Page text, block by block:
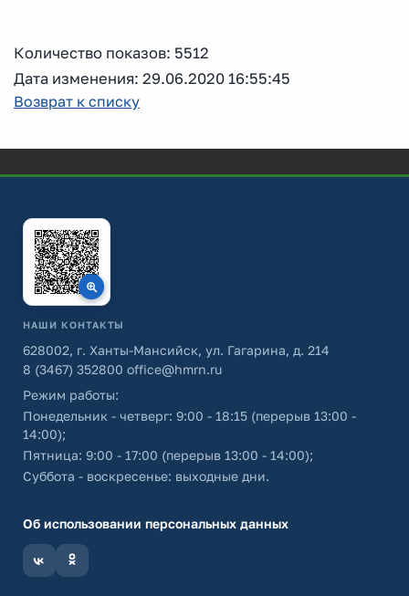
Количество показов: 5512
Дата изменения: 29.06.2020 16:55:45
Возврат к списку
НАШИ КОНТАКТЫ
628002, г. Ханты-Мансийск, ул. Гагарина, д. 214
8 (3467) 352800 office@hmrn.ru
Режим работы:
Понедельник - четверг: 9:00 - 18:15 (перерыв 13:00 -
14:00);
Пятница: 9:00 - 17:00 (перерыв 13:00 - 14:00);
Суббота - воскресенье: выходные дни.
Об использовании персональных данных